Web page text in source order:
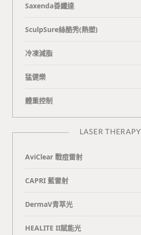
Saxenda善纖達
SculpSure絲酷秀(熱塑)
冷凍減脂
猛健樂
體重控制
LASER THERAPY
AviClear 戰痘雷射
CAPRI 藍雷射
DermaV青萃光
HEALITE II賦能光